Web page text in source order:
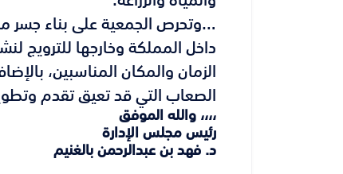
…وتحرص الجمعية على بناء جسر
داخل المملكة وخارجها للترويج
الزمان والمكان المناسبين،
الصعاب التي قد تعيق تقدم
،،،، والله الموفق
رئيس مجلس الإدارة
د. فهد بن عبدالرحمن بالغنيم